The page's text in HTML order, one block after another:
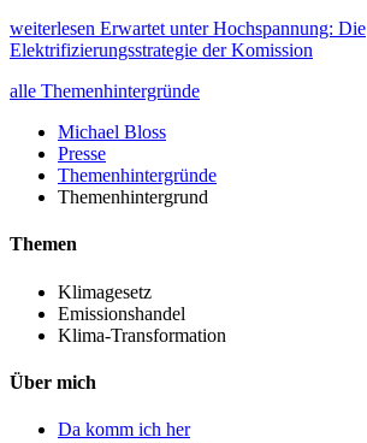
weiterlesen Erwartet unter Hochspannung: Die
Elektrifizierungsstrategie der Komission
alle Themenhintergründe
Michael Bloss
Presse
Themenhintergründe
Themenhintergrund
Themen
Klimagesetz
Emissionshandel
Klima-Transformation
Über mich
Da komm ich her